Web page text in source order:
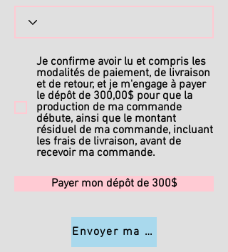
Je confirme avoir lu et compris les
modalités de paiement, de livraison
et de retour, et je m'engage à payer
le dépôt de 300,00$ pour que la
production de ma commande
débute, ainsi que le montant
résiduel de ma commande, incluant
les frais de livraison, avant de
recevoir ma commande.
Payer mon dépôt de 300$
Envoyer ma commande